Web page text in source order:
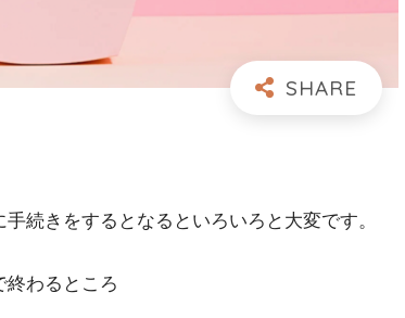
続きをするとなるといろいろと大変です。
終わるところ